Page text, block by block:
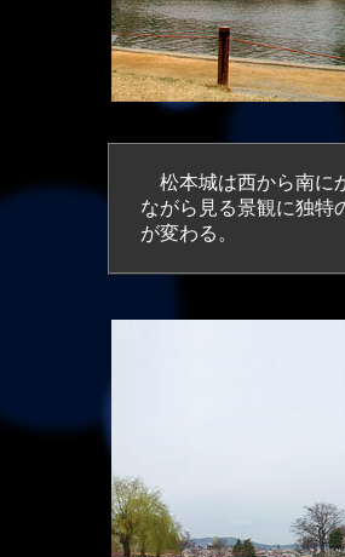
松本城は西から南に
ながら見る景観に独特
が変わる。